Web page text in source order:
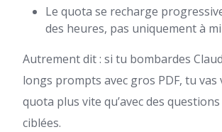
Le quota se recharge
des heures, pas uniquement à
Autrement dit : si tu bombardes
longs prompts avec gros PDF, tu vas
quota plus vite qu’avec des
ciblées.